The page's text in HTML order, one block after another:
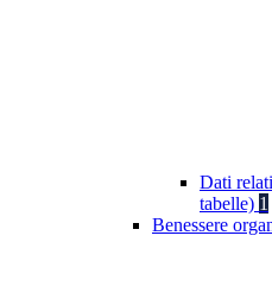
Dati
tabelle) 1
Benessere